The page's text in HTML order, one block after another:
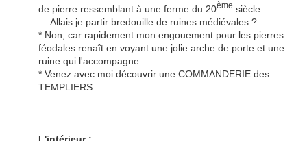
de pierre ressemblant à une ferme du 20ème siècle.
Allais je partir bredouille de ruines médiévales ?
* Non, car rapidement mon engouement pour les pierres
féodales renaît en voyant une jolie arche de porte et une
ruine qui l'accompagne.
* Venez avec moi découvrir une COMMANDERIE des
TEMPLIERS.